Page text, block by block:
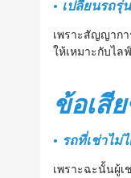
• เปลี่ยนรถรุ่
เพราะสัญญาก
ให้เหมาะกับไล
ข้อเสี
• รถที่เช่าไ
เพราะฉะนั้นผู้เ